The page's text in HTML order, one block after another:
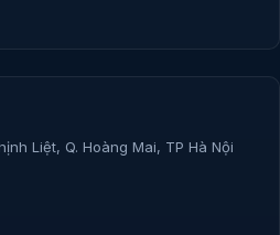
Liệt, Q. Hoàng Mai, TP Hà Nội